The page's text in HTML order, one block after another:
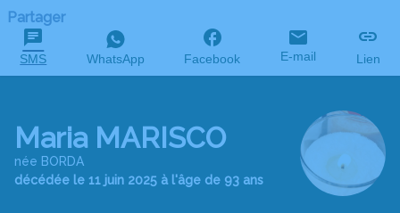
Partager
SMS WhatsApp Facebook E-mail Lien
Maria MARISCO
née BORDA
décédée le 11 juin 2025 à l'âge de 93 ans